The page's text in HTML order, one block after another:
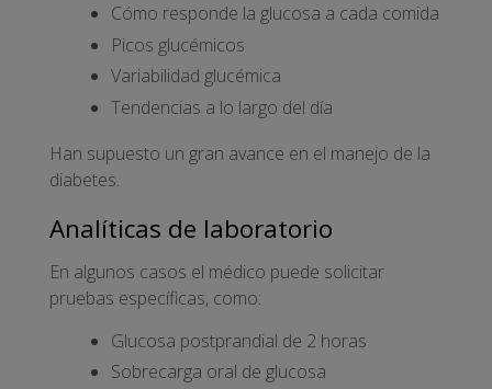
Cómo responde la glucosa a cada comida
Picos glucémicos
Variabilidad glucémica
Tendencias a lo largo del día
Han supuesto un gran avance en el manejo de la
diabetes.
Analíticas de laboratorio
En algunos casos el médico puede solicitar
pruebas específicas, como:
Glucosa postprandial de 2 horas
Sobrecarga oral de glucosa